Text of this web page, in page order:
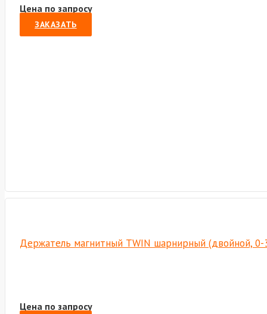
Цена по запросу
ЗАКАЗАТЬ
Держатель магнитный TWIN шарнирный (двойной, 0-
Цена по запросу